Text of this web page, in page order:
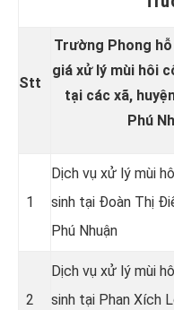
Stt
Trường Phong
giá xử lý mùi hôi
tại các xã,
Phú
1
Dịch vụ xử lý mùi
sinh tại Đoàn Thị
Phú Nhuận
2
Dịch vụ xử lý mùi
sinh tại Phan Xích